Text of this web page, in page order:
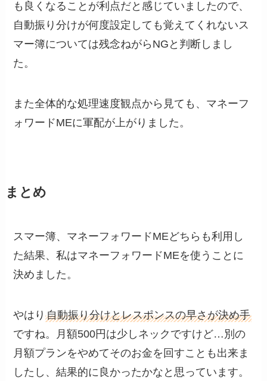
も良くなることが利点だと感じていましたので、
自動振り分けが何度設定しても覚えてくれないス
マー簿については残念ねがらNGと判断しまし
た。
また全体的な処理速度観点から見ても、マネーフ
ォワードMEに軍配が上がりました。
まとめ
スマー簿、マネーフォワードMEどちらも利用し
た結果、私はマネーフォワードMEを使うことに
決めました。
やはり自動振り分けとレスポンスの早さが決め手
ですね。月額500円は少しネックですけど…別の
月額プランをやめてそのお金を回すことも出来ま
したし、結果的に良かったかなと思っています。